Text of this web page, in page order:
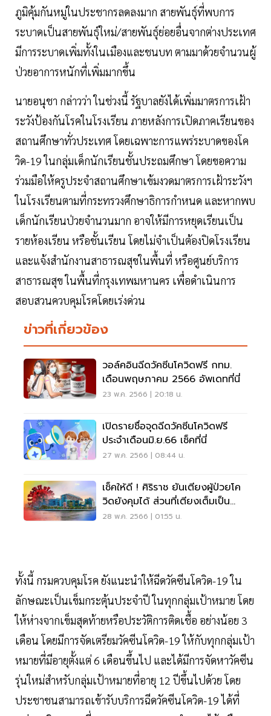
ภูมิคุ้มกันหมู่ในประชากรลดลงมาก สายพันธุ์ที่พบการ
ระบาดเป็นสายพันธุ์ใหม่/สายพันธุ์ย่อยอื่นจากต่างประเทศ
มีการระบาดเพิ่มทั้งในเมืองและชนบท ตามมาด้วยจำนวนผู้
ป่วยอาการหนักที่เพิ่มมากขึ้น
นายอนุชา กล่าวว่า ในช่วงนี้ รัฐบาลยังได้เพิ่มมาตรการเฝ้า
ระวังป้องกันโรคในโรงเรียน ภายหลังการเปิดภาคเรียนของ
สถานศึกษาทั่วประเทศ โดยเฉพาะการแพร่ระบาดของโค
วิด-19 ในกลุ่มเด็กนักเรียนชั้นประถมศึกษา โดยขอความ
ร่วมมือให้ครูประจำสถานศึกษาเข้มงวดมาตรการเฝ้าระวังฯ
ในโรงเรียนตามที่กระทรวงศึกษาธิการกำหนด และหากพบ
เด็กนักเรียนป่วยจำนวนมาก อาจให้มีการหยุดเรียนเป็น
รายห้องเรียน หรือชั้นเรียน โดยไม่จำเป็นต้องปิดโรงเรียน
และแจ้งสำนักงานสาธารณสุขในพื้นที่ หรือศูนย์บริการ
สาธารณสุข ในพื้นที่กรุงเทพมหานคร เพื่อดำเนินการ
สอบสวนควบคุมโรคโดยเร่งด่วน
ข่าวที่เกี่ยวข้อง
วอล์คอินฉีดวัคซีนโควิดฟรี กทม.
เดือนพฤษภาคม 2566 อัพเดทที่นี่
23 พ.ค. 2566 | 20:18 น.
เปิดรายชื่อจุดฉีดวัคซีนโควิดฟรี
ประจำเดือนมิ.ย.66 เช็คที่นี่
27 พ.ค. 2566 | 08:44 น.
เช็คให้ดี ! ศิริราช ยันเตียงผู้ป่วยโค
วิดยังคุมได้ ส่วนที่เตียงเต็มเป็น
SiPH
28 พ.ค. 2566 | 01:55 น.
ทั้งนี้ กรมควบคุมโรค ยังแนะนำให้ฉีดวัคซีนโควิด-19 ใน
ลักษณะเป็นเข็มกระตุ้นประจำปี ในทุกกลุ่มเป้าหมาย โดย
ให้ห่างจากเข็มสุดท้ายหรือประวัติการติดเชื้อ อย่างน้อย 3
เดือน โดยมีการจัดเตรียมวัคซีนโควิด-19 ให้กับทุกกลุ่มเป้า
หมายที่มีอายุตั้งแต่ 6 เดือนขึ้นไป และได้มีการจัดหาวัคซีน
รุ่นใหม่สำหรับกลุ่มเป้าหมายที่อายุ 12 ปีขึ้นไปด้วย โดย
ประชาชนสามารถเข้ารับบริการฉีดวัคซีนโควิด-19 ได้ที่